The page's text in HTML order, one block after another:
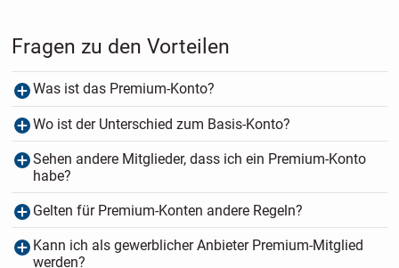
Fragen zu den Vorteilen
Was ist das Premium-Konto?
Wo ist der Unterschied zum Basis-Konto?
Sehen andere Mitglieder, dass ich ein Premium-Konto
habe?
Gelten für Premium-Konten andere Regeln?
Kann ich als gewerblicher Anbieter Premium-Mitglied
werden?